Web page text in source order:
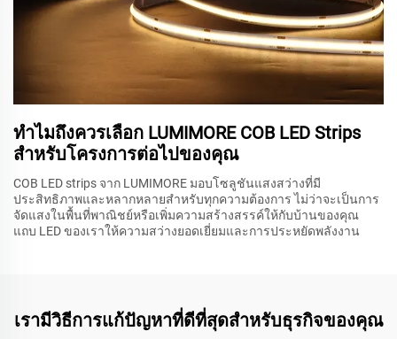
ทำไมถึงควรเลือก LUMIMORE COB LED Strips
สำหรับโครงการต่อไปของคุณ
COB LED strips จาก LUMIMORE มอบโซลูชันแสงสว่างที่มี
ประสิทธิภาพและหลากหลายสำหรับทุกความต้องการ ไม่ว่าจะเป็นการ
จัดแสงในพื้นที่พาณิชย์หรือเพิ่มความสร้างสรรค์ให้กับบ้านของคุณ
แถบ LED ของเราให้ความสว่างยอดเยี่ยมและการประหยัดพลังงาน
เรามีวิธีการแก้ปัญหาที่ดีที่สุดสำหรับธุรกิจของคุณ